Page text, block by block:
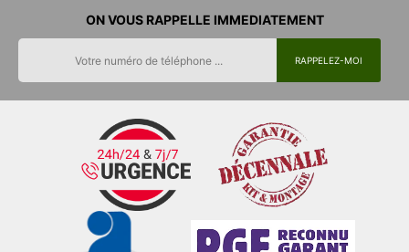
ON VOUS RAPPELLE IMMEDIATEMENT